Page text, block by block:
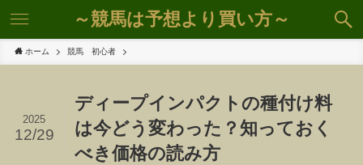
～競馬は予想より買い方～
ホーム 競馬 初心者
ディープインパクトの種付け料
は今どう変わった？知っておく
べき価格の読み方
2025
12/29